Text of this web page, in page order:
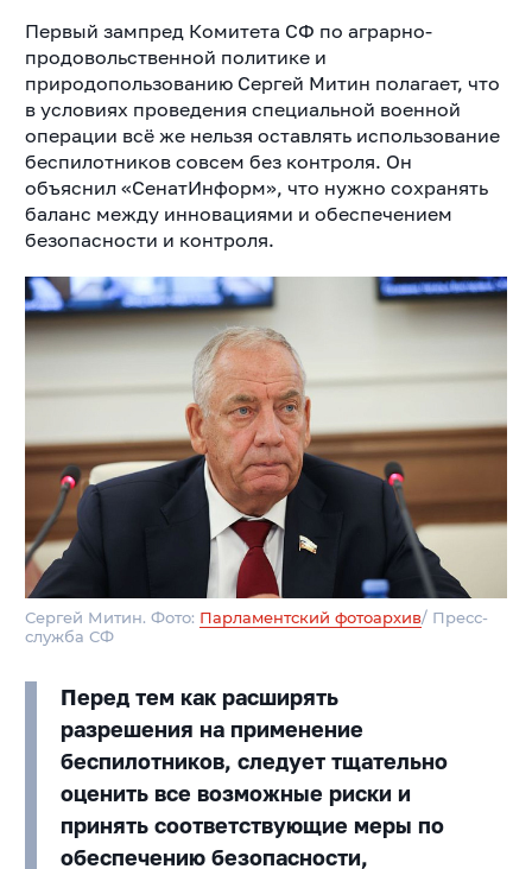
Первый зампред Комитета СФ по аграрно-
продовольственной политике и
природопользованию Сергей Митин полагает, что
в условиях проведения специальной военной
операции всё же нельзя оставлять использование
беспилотников совсем без контроля. Он
объяснил «СенатИнформ», что нужно сохранять
баланс между инновациями и обеспечением
безопасности и контроля.
Сергей Митин. Фото: Парламентский фотоархив/ Пресс-
служба СФ
Перед тем как расширять
разрешения на применение
беспилотников, следует тщательно
оценить все возможные риски и
принять соответствующие меры по
обеспечению безопасности,